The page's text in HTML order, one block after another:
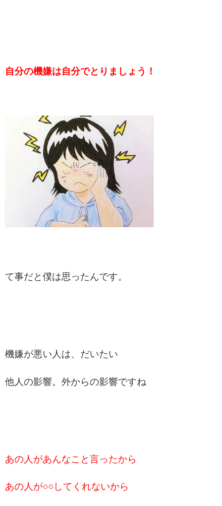
自分の機嫌は自分でとりましょう！
て事だと僕は思ったんです。
機嫌が悪い人は、だいたい
他人の影響。外からの影響ですね
あの人があんなこと言ったから
あの人が○○してくれないから